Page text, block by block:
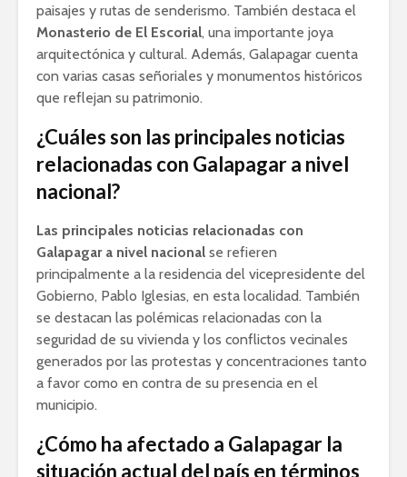
paisajes y rutas de senderismo. También destaca el
Monasterio de El Escorial, una importante joya
arquitectónica y cultural. Además, Galapagar cuenta
con varias casas señoriales y monumentos históricos
que reflejan su patrimonio.
¿Cuáles son las principales noticias
relacionadas con Galapagar a nivel
nacional?
Las principales noticias relacionadas con
Galapagar a nivel nacional se refieren
principalmente a la residencia del vicepresidente del
Gobierno, Pablo Iglesias, en esta localidad. También
se destacan las polémicas relacionadas con la
seguridad de su vivienda y los conflictos vecinales
generados por las protestas y concentraciones tanto
a favor como en contra de su presencia en el
municipio.
¿Cómo ha afectado a Galapagar la
situación actual del país en términos